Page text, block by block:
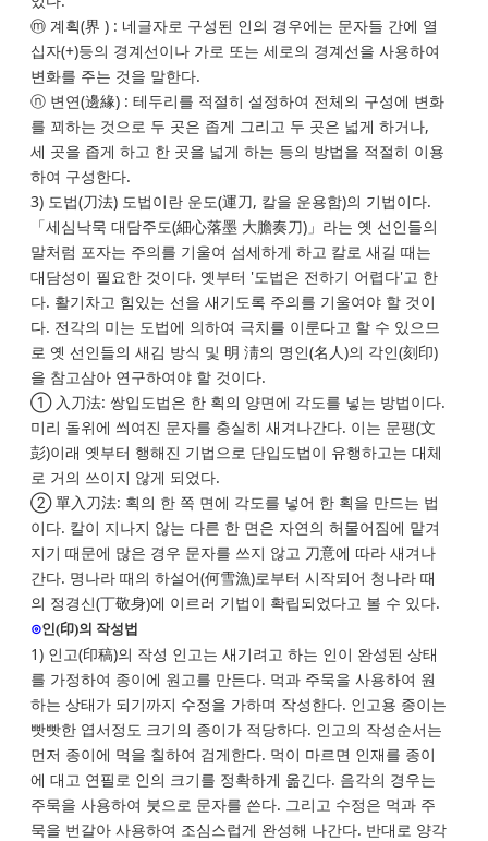
ⓜ 계획(界 ) : 네글자로 구성된 인의 경우에는 문자들 간에 열
십자(+)등의 경계선이나 가로 또는 세로의 경계선을 사용하여
변화를 주는 것을 말한다.
ⓝ 변연(邊緣) : 테두리를 적절히 설정하여 전체의 구성에 변화
를 꾀하는 것으로 두 곳은 좁게 그리고 두 곳은 넓게 하거나,
세 곳을 좁게 하고 한 곳을 넓게 하는 등의 방법을 적절히 이용
하여 구성한다.
3) 도법(刀法) 도법이란 운도(運刀, 칼을 운용함)의 기법이다.
「세심낙묵 대담주도(細心落墨 大膽奏刀)」라는 옛 선인들의
말처럼 포자는 주의를 기울여 섬세하게 하고 칼로 새길 때는
대담성이 필요한 것이다. 옛부터 '도법은 전하기 어렵다'고 한
다. 활기차고 힘있는 선을 새기도록 주의를 기울여야 할 것이
다. 전각의 미는 도법에 의하여 극치를 이룬다고 할 수 있으므
로 옛 선인들의 새김 방식 및 明 淸의 명인(名人)의 각인(刻印)
을 참고삼아 연구하여야 할 것이다.
① 入刀法: 쌍입도법은 한 획의 양면에 각도를 넣는 방법이다.
미리 돌위에 씌여진 문자를 충실히 새겨나간다. 이는 문팽(文
彭)이래 옛부터 행해진 기법으로 단입도법이 유행하고는 대체
로 거의 쓰이지 않게 되었다.
② 單入刀法: 획의 한 쪽 면에 각도를 넣어 한 획을 만드는 법
이다. 칼이 지나지 않는 다른 한 면은 자연의 허물어짐에 맡겨
지기 때문에 많은 경우 문자를 쓰지 않고 刀意에 따라 새겨나
간다. 명나라 때의 하설어(何雪漁)로부터 시작되어 청나라 때
의 정경신(丁敬身)에 이르러 기법이 확립되었다고 볼 수 있다.
⊙인(印)의 작성법
1) 인고(印稿)의 작성 인고는 새기려고 하는 인이 완성된 상태
를 가정하여 종이에 원고를 만든다. 먹과 주묵을 사용하여 원
하는 상태가 되기까지 수정을 가하며 작성한다. 인고용 종이는
빳빳한 엽서정도 크기의 종이가 적당하다. 인고의 작성순서는
먼저 종이에 먹을 칠하여 검게한다. 먹이 마르면 인재를 종이
에 대고 연필로 인의 크기를 정확하게 옮긴다. 음각의 경우는
주묵을 사용하여 붓으로 문자를 쓴다. 그리고 수정은 먹과 주
묵을 번갈아 사용하여 조심스럽게 완성해 나간다. 반대로 양각